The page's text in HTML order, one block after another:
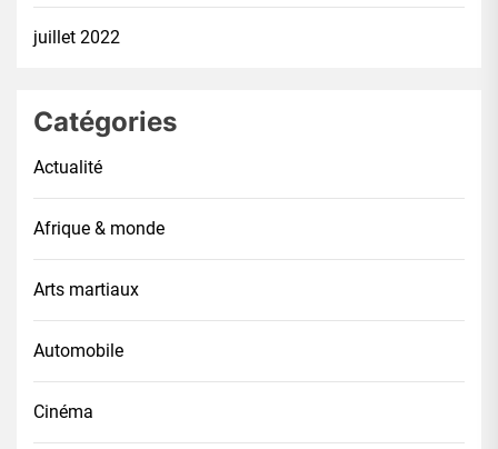
juillet 2022
Catégories
Actualité
Afrique & monde
Arts martiaux
Automobile
Cinéma